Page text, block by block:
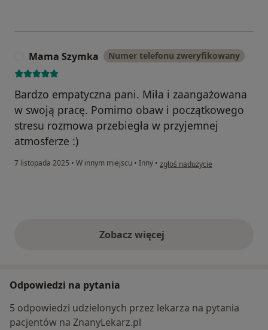
Mama Szymka Numer telefonu zweryfikowany
Bardzo empatyczna pani. Miła i zaangażowana
w swoją pracę. Pomimo obaw i początkowego
stresu rozmowa przebiegła w przyjemnej
atmosferze :)
7 listopada 2025 • W innym miejscu • Inny • w opinii użytkownika Mama
zgłoś nadużycie
Zobacz więcejopinie powyżej
Odpowiedzi na pytania
5 odpowiedzi udzielonych przez lekarza na pytania
pacjentów na ZnanyLekarz.pl